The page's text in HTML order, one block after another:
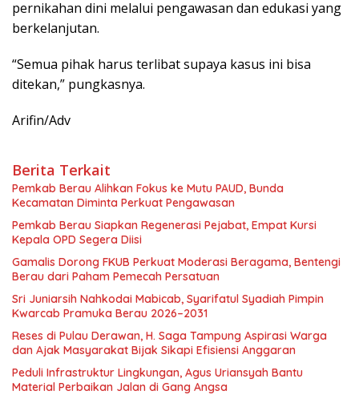
pernikahan dini melalui pengawasan dan edukasi yang
berkelanjutan.
“Semua pihak harus terlibat supaya kasus ini bisa
ditekan,” pungkasnya.
Arifin/Adv
Berita Terkait
Pemkab Berau Alihkan Fokus ke Mutu PAUD, Bunda
Kecamatan Diminta Perkuat Pengawasan
Pemkab Berau Siapkan Regenerasi Pejabat, Empat Kursi
Kepala OPD Segera Diisi
Gamalis Dorong FKUB Perkuat Moderasi Beragama, Bentengi
Berau dari Paham Pemecah Persatuan
Sri Juniarsih Nahkodai Mabicab, Syarifatul Syadiah Pimpin
Kwarcab Pramuka Berau 2026–2031
Reses di Pulau Derawan, H. Saga Tampung Aspirasi Warga
dan Ajak Masyarakat Bijak Sikapi Efisiensi Anggaran
Peduli Infrastruktur Lingkungan, Agus Uriansyah Bantu
Material Perbaikan Jalan di Gang Angsa